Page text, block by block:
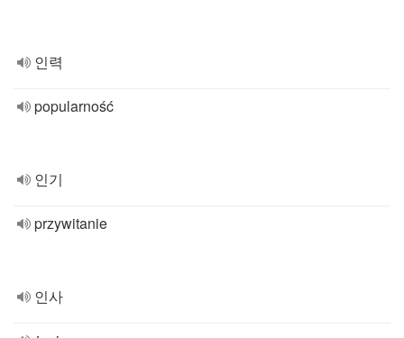
인력
popularność
인기
przywitanie
인사